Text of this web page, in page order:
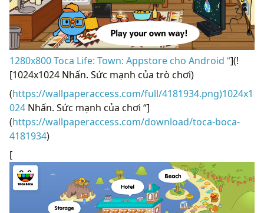
1280x800 Toca Life: Town: Appstore cho Android “](!
[1024x1024 Nhấn. Sức mạnh của trò chơi)
(https://wallpaperaccess.com/full/4181934.png)1024x1
024 Nhấn. Sức mạnh của chơi “]
(https://wallpaperaccess.com/download/toca-boca-
4181934)
[